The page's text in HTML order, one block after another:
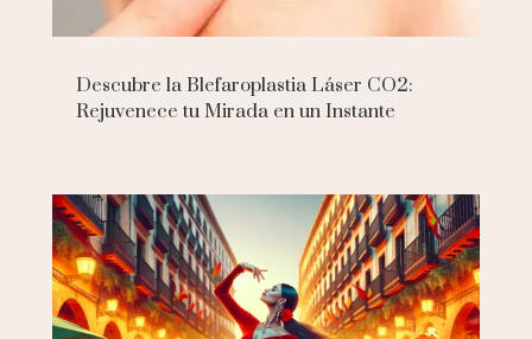
Descubre la Blefaroplastia Láser CO2:
Rejuvenece tu Mirada en un Instante